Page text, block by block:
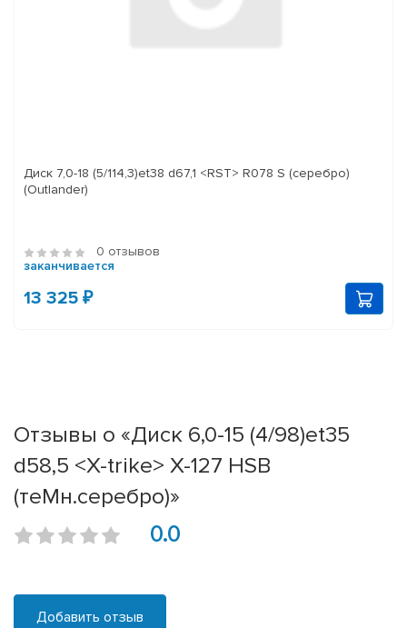
Диск 7,0-18 (5/114,3)et38 d67,1 <RST> R078 S (серебро)
(Outlander)
0 отзывов
заканчивается
13 325 ₽
Отзывы о «Диск 6,0-15 (4/98)et35
d58,5 <X-trike> X-127 HSB
(теMн.серебро)»
0.0
Добавить отзыв